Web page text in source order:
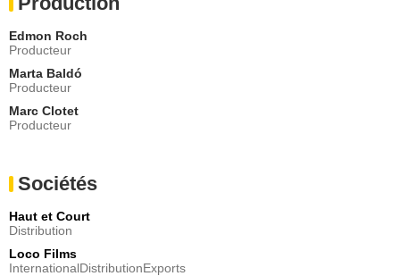
Edmon Roch
Producteur
Marta Baldó
Producteur
Marc Clotet
Producteur
Sociétés
Haut et Court
Distribution
Loco Films
InternationalDistributionExports